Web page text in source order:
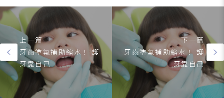
上一篇
牙齒塗氟補助縮水！ 護
牙靠自己
下一篇
牙齒塗氟補助縮水！ 護
牙靠自己